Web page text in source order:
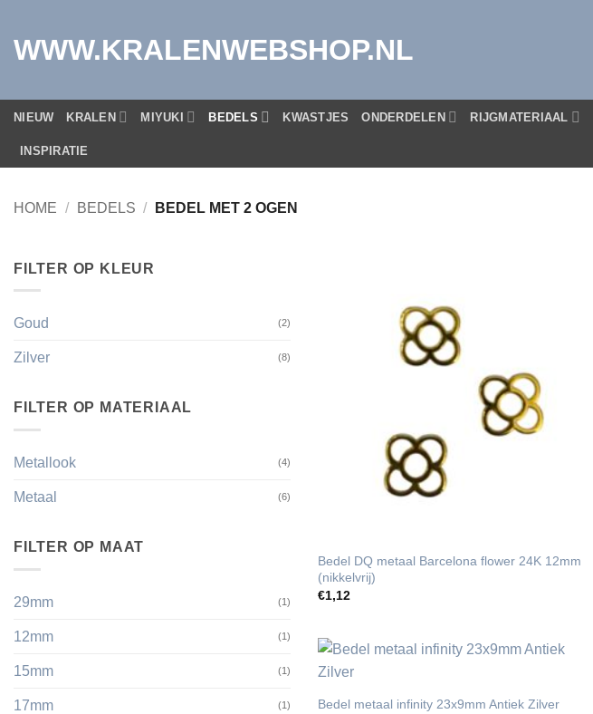
inhoud
WWW.KRALENWEBSHOP.NL
NIEUW KRALEN MIYUKI BEDELS KWASTJES ONDERDELEN RIJGMATERIAAL
INSPIRATIE
HOME / BEDELS / BEDEL MET 2 OGEN
FILTER OP KLEUR
Goud (2)
Zilver (8)
FILTER OP MATERIAAL
Metallook (4)
Metaal (6)
FILTER OP MAAT
29mm (1)
12mm (1)
15mm (1)
17mm (1)
Bedel DQ metaal Barcelona flower 24K 12mm
(nikkelvrij)
€1,12
Bedel metaal infinity 23x9mm Antiek Zilver